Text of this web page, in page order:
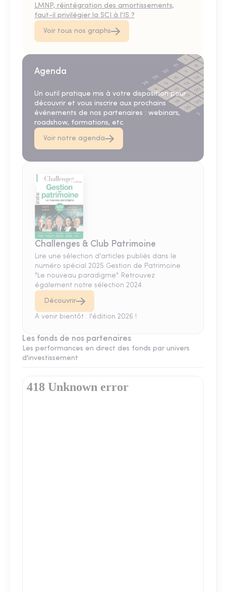
LMNP, réintégration des amortissements,
faut-il privilégier la SCI à l'IS ?
Voir tous nos graphs
Agenda
Un outil pratique mis à votre disposition pour
découvrir et vous inscrire aux prochains
événements de nos partenaires : webinars,
roadshow, formations, etc.
Voir notre agenda
Challenges & Club Patrimoine
Lire une sélection d'articles publiés dans le
numéro spécial 2025 Gestion de Patrimoine
"Le nouveau paradigme". Retrouvez
également notre sélection 2024.
Découvrir
A venir bientôt : l'édition 2026 !
Les fonds de nos partenaires
Les performances en direct des fonds par univers
d'investissement